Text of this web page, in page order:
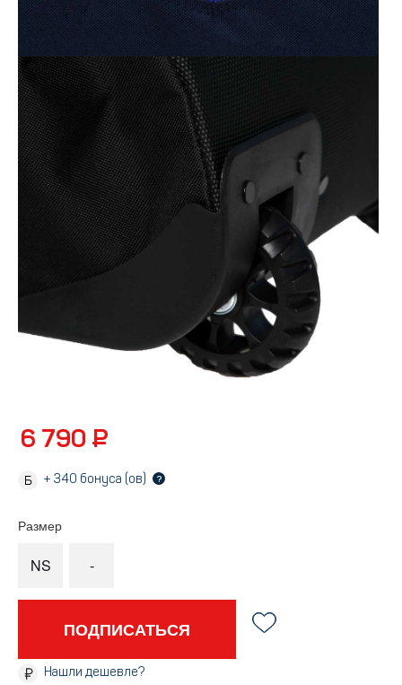
6 790 ₽
+ 340 бонуса (ов) ?
Размер
NS -
ПОДПИСАТЬСЯ
Нашли дешевле?